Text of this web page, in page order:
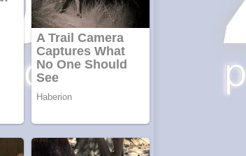
cositoare
Creez aplicatie
ANDROID
pentru siteul
Creez aplicatie
ANDROID
tau